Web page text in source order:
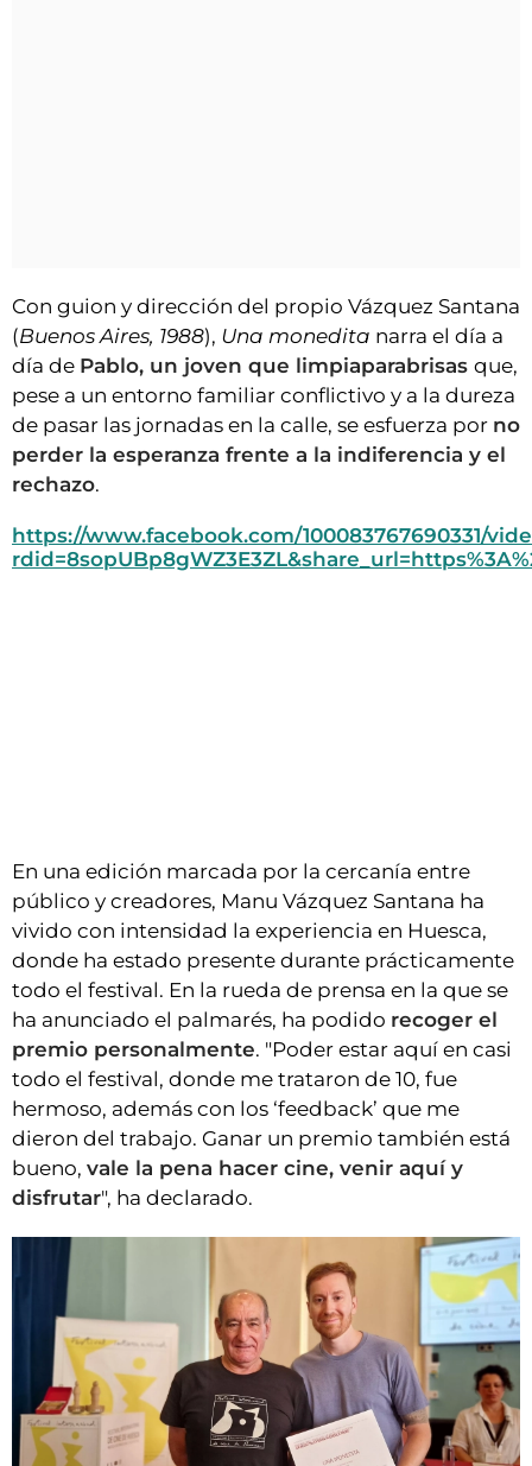
Con guion y dirección del propio Vázquez Santana
(Buenos Aires, 1988), Una monedita narra el día a
día de Pablo, un joven que limpiaparabrisas que,
pese a un entorno familiar conflictivo y a la dureza
de pasar las jornadas en la calle, se esfuerza por no
perder la esperanza frente a la indiferencia y el
rechazo.
https://www.facebook.com/100083767690331/
En una edición marcada por la cercanía entre
público y creadores, Manu Vázquez Santana ha
vivido con intensidad la experiencia en Huesca,
donde ha estado presente durante prácticamente
todo el festival. En la rueda de prensa en la que se
ha anunciado el palmarés, ha podido recoger el
premio personalmente. "Poder estar aquí en casi
todo el festival, donde me trataron de 10, fue
hermoso, además con los ‘feedback’ que me
dieron del trabajo. Ganar un premio también está
bueno, vale la pena hacer cine, venir aquí y
disfrutar", ha declarado.